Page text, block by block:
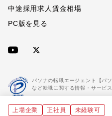
中途採用求人賃金相場
PC版を見る
パソナの転職エージェント【パ
など転職に関する情報・サービ
「パソナキャリア」は職業紹介
上場企業 正社員 未経験可